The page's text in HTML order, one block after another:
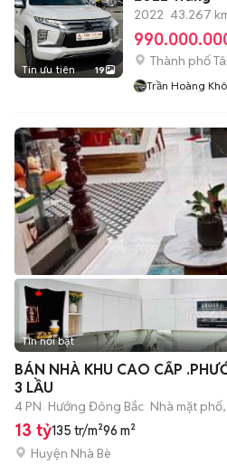
Tin ưu tiên 19
2022 43.267
Thành phố
Trần Hoàng
Tin nổi bật
BÁN NHÀ KHU CAO CẤP
3 LẦU
4 PN Hướng Đông Bắc Nhà mặt
13 tỷ135 tr/m²96 m²
Huyện Nhà Bè